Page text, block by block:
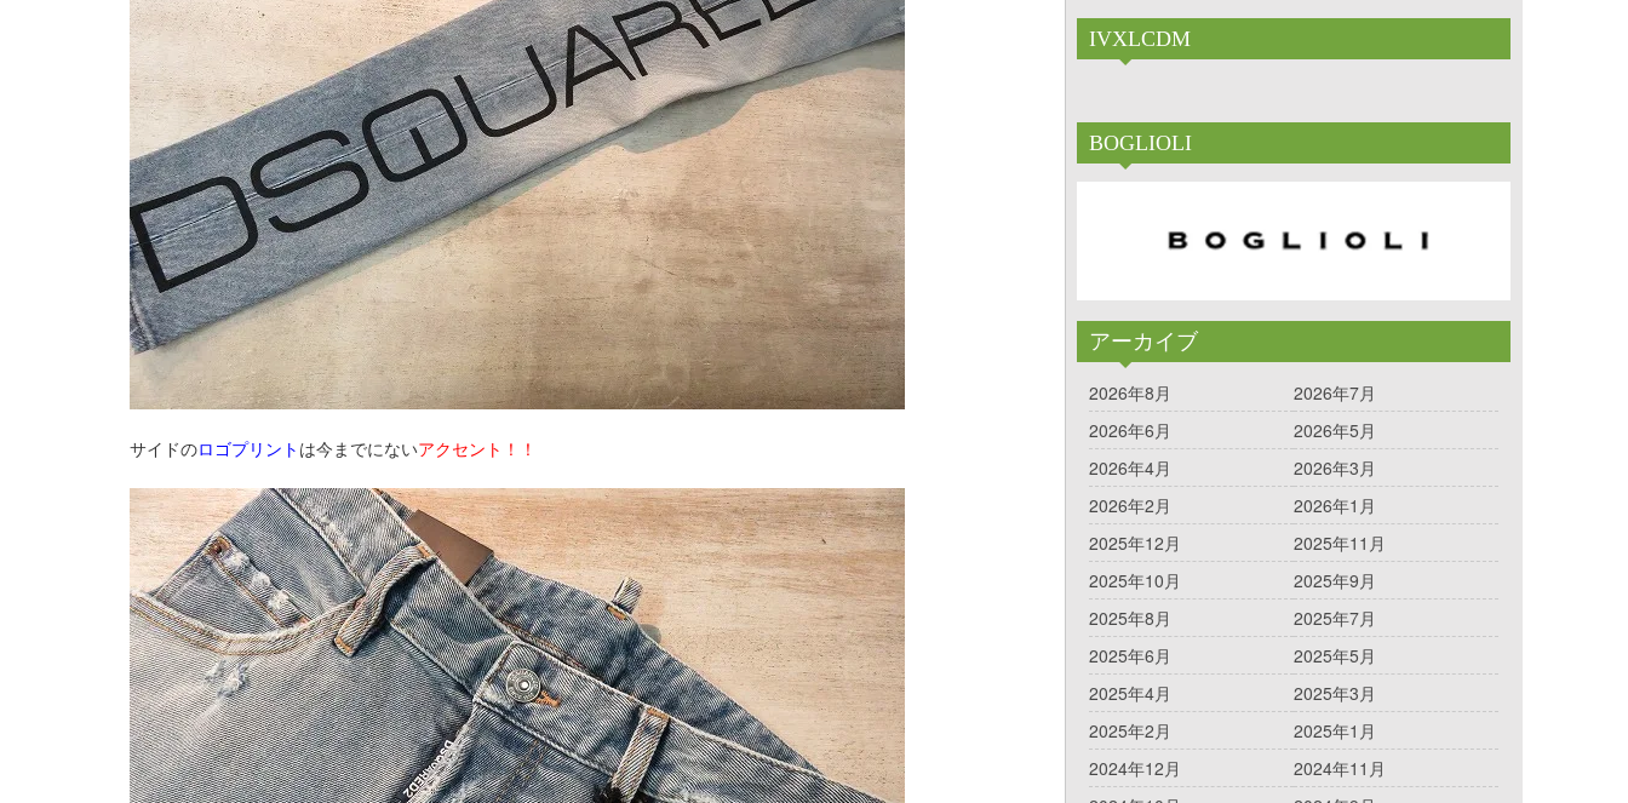
サイドのロゴプリント は今までにないアクセント！！
IVXLCDM
BOGLIOLI
アーカイブ
2026年8月
2026年7月
2026年6月
2026年5月
2026年4月
2026年3月
2026年2月
2026年1月
2025年12月
2025年11月
2025年10月
2025年9月
2025年8月
2025年7月
2025年6月
2025年5月
2025年4月
2025年3月
2025年2月
2025年1月
2024年12月
2024年11月